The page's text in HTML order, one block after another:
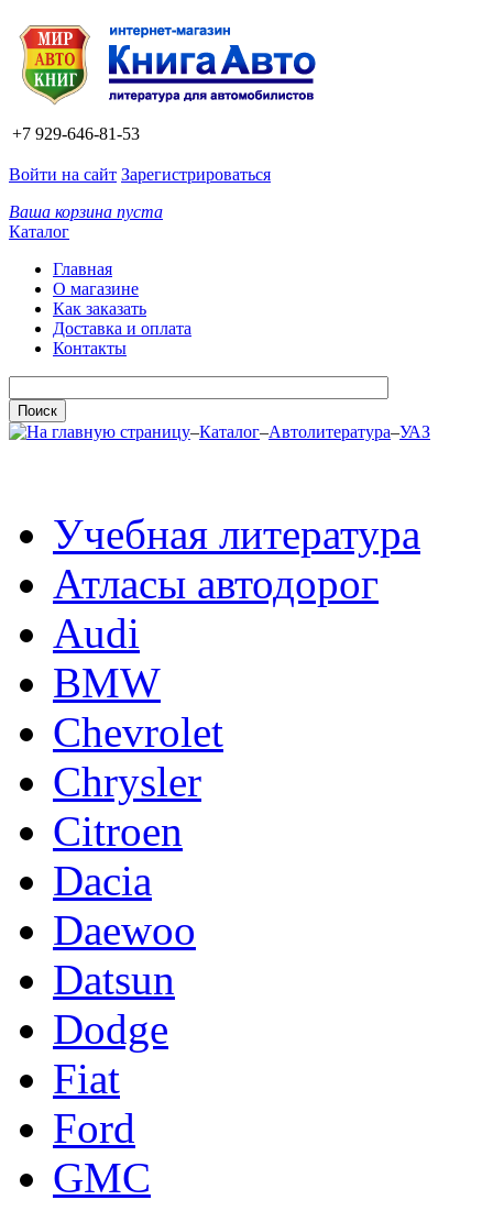
+7 929-646-81-53
Войти на сайт Зарегистрироваться
Ваша корзина пуста
Каталог
Главная
О магазине
Как заказать
Доставка и оплата
Контакты
–Каталог–Автолитература–УАЗ
Учебная литература
Атласы автодорог
Audi
BMW
Chevrolet
Chrysler
Citroen
Dacia
Daewoo
Datsun
Dodge
Fiat
Ford
GMC